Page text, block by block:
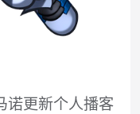
诺更新个人播客